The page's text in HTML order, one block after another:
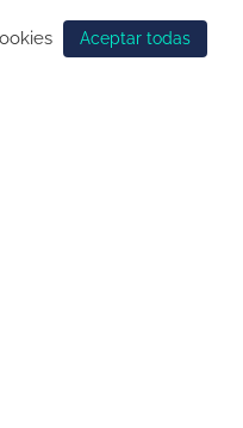
Aceptar todas